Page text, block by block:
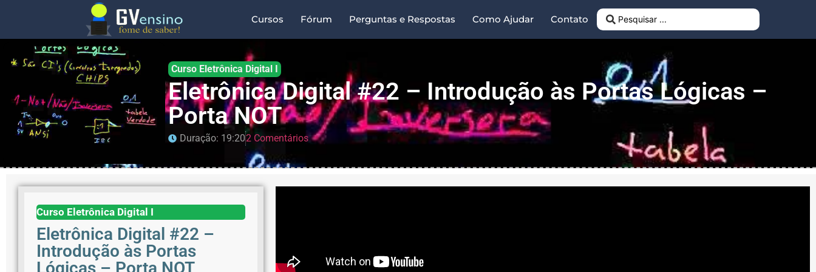
Cursos Fórum Perguntas e Respostas Como Ajudar Contato
Curso Eletrônica Digital I
Eletrônica Digital #22 – Introdução às Portas Lógicas –
Porta NOT
Duração: 19:202 Comentários
Curso Eletrônica Digital I
Eletrônica Digital #22 –
Introdução às Portas